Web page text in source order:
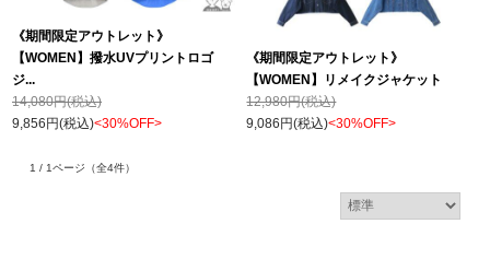
《期間限定アウトレット》
【WOMEN】撥水UVプリントロゴ
ジ...
14,080円(税込)
9,856円(税込)<30%OFF>
《期間限定アウトレット》
【WOMEN】リメイクジャケット
12,980円(税込)
9,086円(税込)<30%OFF>
1 / 1ページ （全4件）